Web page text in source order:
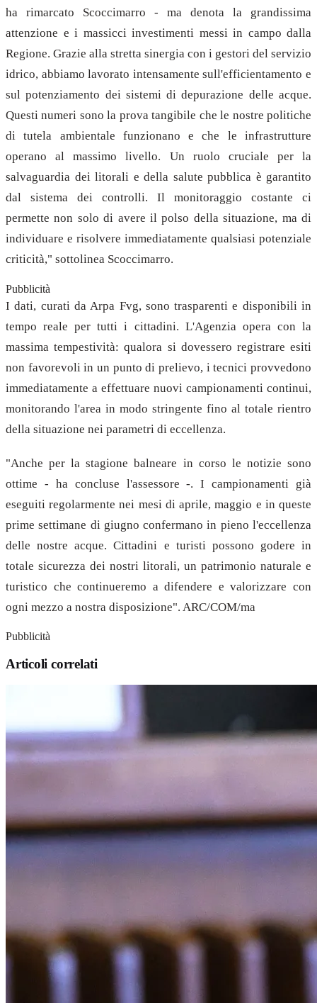
ha rimarcato Scoccimarro - ma denota la grandissima
attenzione e i massicci investimenti messi in campo dalla
Regione. Grazie alla stretta sinergia con i gestori del servizio
idrico, abbiamo lavorato intensamente sull'efficientamento e
sul potenziamento dei sistemi di depurazione delle acque.
Questi numeri sono la prova tangibile che le nostre politiche
di tutela ambientale funzionano e che le infrastrutture
operano al massimo livello. Un ruolo cruciale per la
salvaguardia dei litorali e della salute pubblica è garantito
dal sistema dei controlli. Il monitoraggio costante ci
permette non solo di avere il polso della situazione, ma di
individuare e risolvere immediatamente qualsiasi potenziale
criticità," sottolinea Scoccimarro.
Pubblicità
I dati, curati da Arpa Fvg, sono trasparenti e disponibili in
tempo reale per tutti i cittadini. L'Agenzia opera con la
massima tempestività: qualora si dovessero registrare esiti
non favorevoli in un punto di prelievo, i tecnici provvedono
immediatamente a effettuare nuovi campionamenti continui,
monitorando l'area in modo stringente fino al totale rientro
della situazione nei parametri di eccellenza.
"Anche per la stagione balneare in corso le notizie sono
ottime - ha concluse l'assessore -. I campionamenti già
eseguiti regolarmente nei mesi di aprile, maggio e in queste
prime settimane di giugno confermano in pieno l'eccellenza
delle nostre acque. Cittadini e turisti possono godere in
totale sicurezza dei nostri litorali, un patrimonio naturale e
turistico che continueremo a difendere e valorizzare con
ogni mezzo a nostra disposizione". ARC/COM/ma
Pubblicità
Articoli correlati